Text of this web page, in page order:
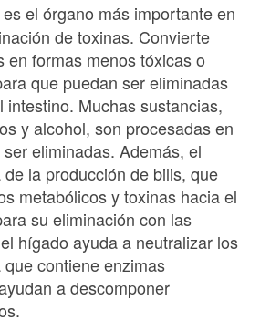
el órgano más importante en
de toxinas. Convierte
en formas menos tóxicas o
que puedan ser eliminadas
intestino. Muchas sustancias,
y alcohol, son procesadas en
eliminadas. Además, el
la producción de bilis, que
metabólicos y toxinas hacia el
su eliminación con las
hígado ayuda a neutralizar los
contiene enzimas
a descomponer